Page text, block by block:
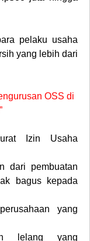
pelaku usaha
yang lebih dari
OSS di
Izin Usaha
dari pembuatan
bagus kepada
yang
lelang yang